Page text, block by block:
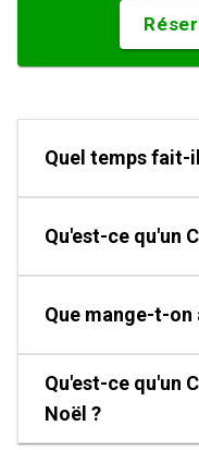
Quel temps fait-
Qu'est-ce qu'un
Que mange-t-on
Qu'est-ce qu'un
Noël ?